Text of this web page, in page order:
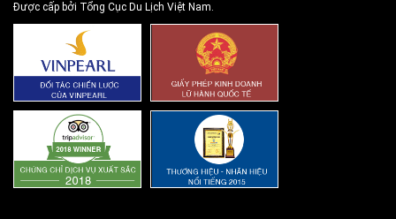
Được cấp bởi Tổng Cục Du Lịch Việt Nam.